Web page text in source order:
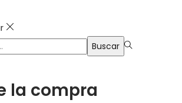
Buscar
la compra